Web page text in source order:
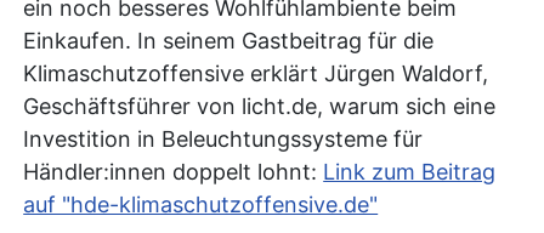
ein noch besseres Wohlfühlambiente beim
Einkaufen. In seinem Gastbeitrag für die
Klimaschutzoffensive erklärt Jürgen Waldorf,
Geschäftsführer von licht.de, warum sich eine
Investition in Beleuchtungssysteme für
Händler:innen doppelt lohnt: Link zum Beitrag
auf "hde-klimaschutzoffensive.de"